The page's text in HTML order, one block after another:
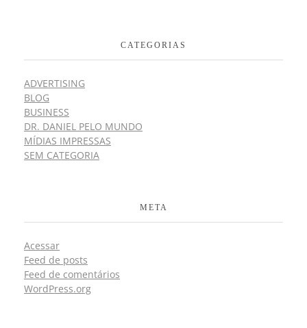
CATEGORIAS
ADVERTISING
BLOG
BUSINESS
DR. DANIEL PELO MUNDO
MÍDIAS IMPRESSAS
SEM CATEGORIA
META
Acessar
Feed de posts
Feed de comentários
WordPress.org